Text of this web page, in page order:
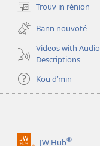
Trouv in rénion
(opens
new
window)
Bann nouvoté
Videos with Audio
Descriptions
Kou d’min
JW Hub®